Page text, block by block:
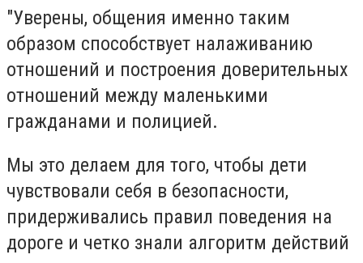
"Уверены, общения именно таким
образом способствует налаживанию
отношений и построения доверительных
отношений между маленькими
гражданами и полицией.
Мы это делаем для того, чтобы дети
чувствовали себя в безопасности,
придерживались правил поведения на
дороге и четко знали алгоритм действий